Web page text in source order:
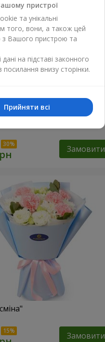
Замовити
Замовити
пристрої
та унікальні
того, вони, а також цей
з Вашого пристрою та
на підставі законного
посилання внизу сторінки.
Прийняти всі